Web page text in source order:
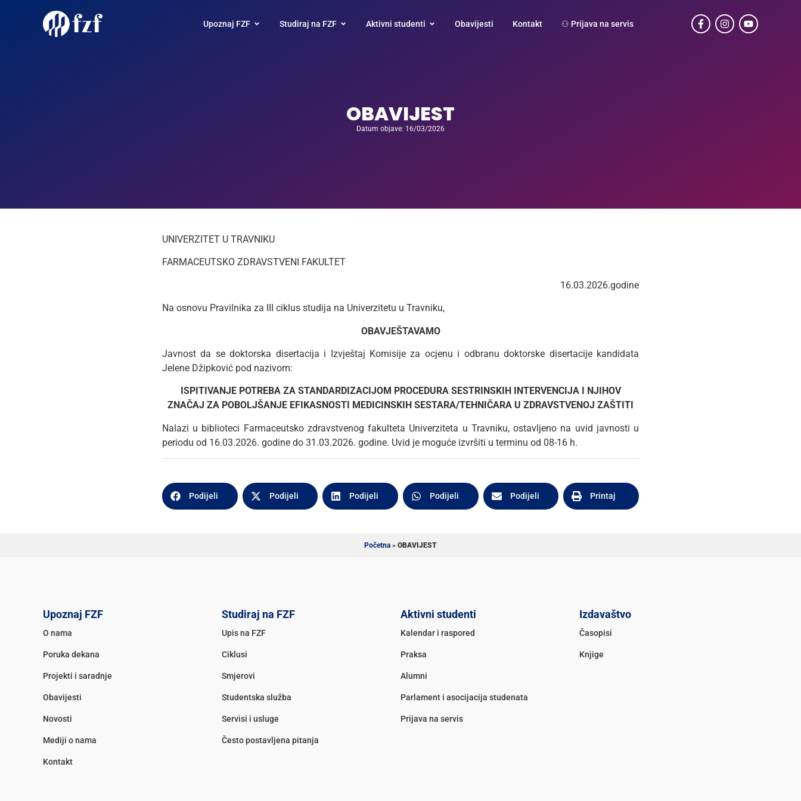
Upoznaj FZF Studiraj na FZF Aktivni studenti Obavijesti Kontakt ⚇ Prijava na servis
OBAVIJEST
Datum objave: 16/03/2026
UNIVERZITET U TRAVNIKU
FARMACEUTSKO ZDRAVSTVENI FAKULTET
16.03.2026.godine
Na osnovu Pravilnika za III ciklus studija na Univerzitetu u Travniku,
OBAVJEŠTAVAMO
Javnost da se doktorska disertacija i Izvještaj Komisije za ocjenu i odbranu doktorske disertacije kandidata
Jelene Džipković pod nazivom:
ISPITIVANJE POTREBA ZA STANDARDIZACIJOM PROCEDURA SESTRINSKIH INTERVENCIJA I NJIHOV
ZNAČAJ ZA POBOLJŠANJE EFIKASNOSTI MEDICINSKIH SESTARA/TEHNIČARA U ZDRAVSTVENOJ ZAŠTITI
Nalazi u biblioteci Farmaceutsko zdravstvenog fakulteta Univerziteta u Travniku, ostavljeno na uvid javnosti u
periodu od 16.03.2026. godine do 31.03.2026. godine. Uvid je moguće izvršiti u terminu od 08-16 h.
Podijeli Podijeli Podijeli Podijeli Podijeli Printaj
Početna » OBAVIJEST
Upoznaj FZF
O nama
Poruka dekana
Projekti i saradnje
Obavijesti
Novosti
Mediji o nama
Kontakt
Studiraj na FZF
Upis na FZF
Ciklusi
Smjerovi
Studentska služba
Servisi i usluge
Često postavljena pitanja
Aktivni studenti
Kalendar i raspored
Praksa
Alumni
Parlament i asocijacija studenata
Prijava na servis
Izdavaštvo
Časopisi
Knjige